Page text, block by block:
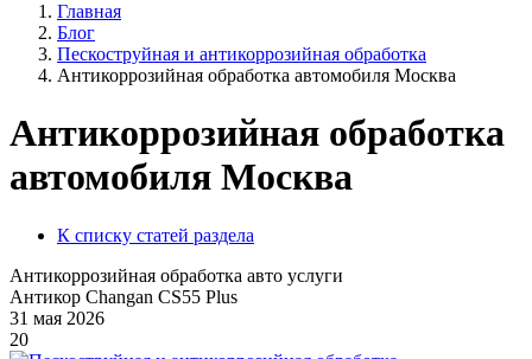
Главная
Блог
Пескоструйная и антикоррозийная обработка
Антикоррозийная обработка автомобиля Москва
Антикоррозийная обработка
автомобиля Москва
К списку статей раздела
Антикоррозийная обработка авто услуги
Антикор Changan CS55 Plus
31 мая 2026
20